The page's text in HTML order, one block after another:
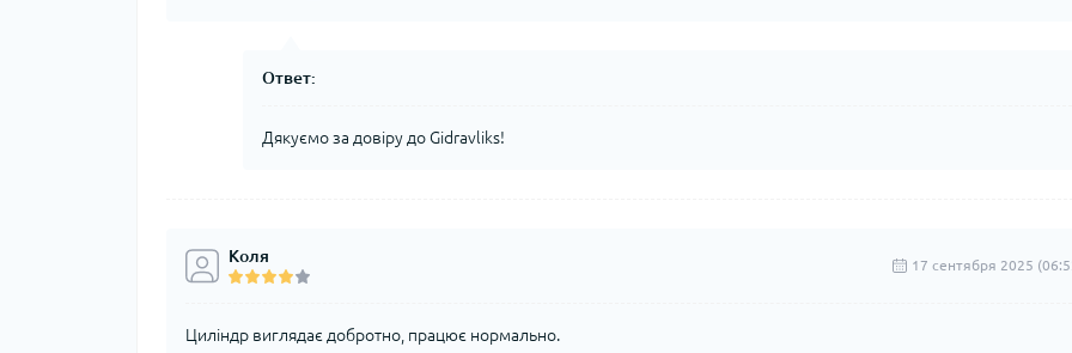
Ответ:
Дякуємо за довіру до Gidravliks!
Коля 17 сентября 2025
Циліндр виглядає добротно, працює нормально.